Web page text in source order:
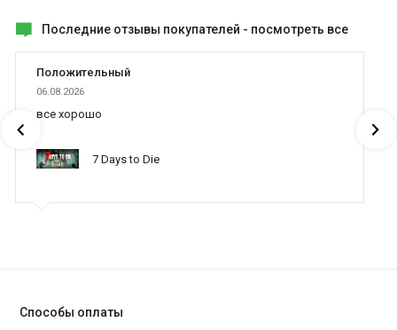
Последние отзывы покупателей - посмотреть все
Положительный
06.08.2026
все хорошо
7 Days to Die
Способы оплаты